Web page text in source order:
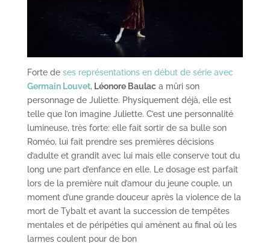
Forte de ses représentations en début de série avec
Germain Louvet, Léonore Baulaca mûri son
personnage de Juliette. Physiquement déjà, elle est
telle que l’on imagine Juliette. C’est une personnalité
lumineuse, très forte: elle fait sortir de sa bulle son
Roméo, lui fait prendre ses premières décisions
d’adulte et grandit avec lui mais elle conserve tout du
long une part d’enfance en elle. Le dosage est parfait
lors de la première nuit d’amour du jeune couple, un
moment d’une grande douceur après la violence de la
mort de Tybalt et avant la succession de tempêtes
mentales et de péripéties qui amènent au final où les
larmes coulent pour de bon